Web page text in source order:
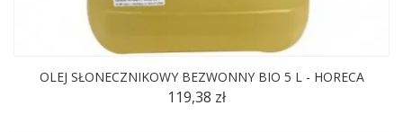
OLEJ SŁONECZNIKOWY BEZWONNY BIO 5 L - HORECA
119,38 zł